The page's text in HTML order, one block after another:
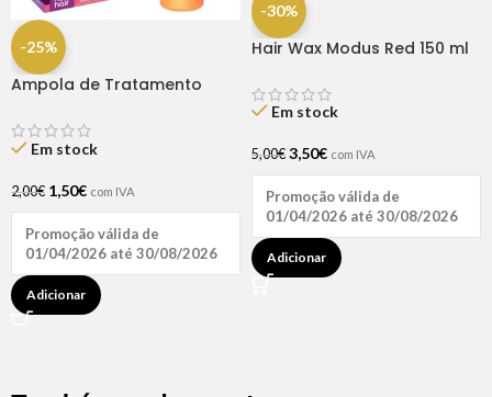
-25%
Ampola de Tratamento
Hair (1 UNIDADE)
Em stock
2,00€ 1,50€ com IVA
Promoção válida de
01/04/2026 até 30/08/2026
Adicionar
-30%
Hair Wax Modus Red 150 ml
Em stock
5,00€ 3,50€ com IVA
Promoção válida de
01/04/2026 até 30/08/2026
Adicionar